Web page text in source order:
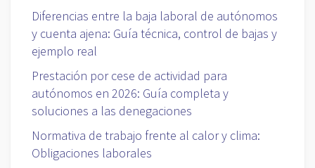
Diferencias entre la baja laboral de autónomos
y cuenta ajena: Guía técnica, control de bajas y
ejemplo real
Prestación por cese de actividad para
autónomos en 2026: Guía completa y
soluciones a las denegaciones
Normativa de trabajo frente al calor y clima:
Obligaciones laborales